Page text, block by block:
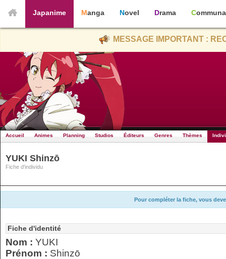
Japanime Manga Novel Drama
MESSAGE IMPORTANT :
Accueil Animes Planning Studios Éditeurs Genres Thèmes
YUKI Shinzō
Fiche d'individu
Pour compléter la fiche, vous
Fiche d'identité
Nom : YUKI
Prénom : Shinzō